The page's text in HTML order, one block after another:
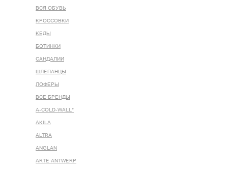
ВСЯ ОБУВЬ
КРОССОВКИ
КЕДЫ
БОТИНКИ
САНДАЛИИ
ШЛЕПАНЦЫ
ЛОФЕРЫ
ВСЕ БРЕНДЫ
A-COLD-WALL*
AKILA
ALTRA
ANGLAN
ARTE ANTWERP